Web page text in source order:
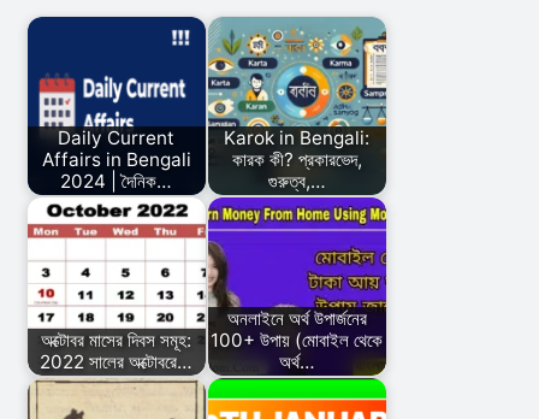
Daily Current
Affairs in Bengali
2024 | দৈনিক…
Karok in Bengali:
কারক কী? প্রকারভেদ,
গুরুত্ব,…
অক্টোবর মাসের দিবস সমূহ:
2022 সালের অক্টোবরে…
অনলাইনে অর্থ উপার্জনের
100+ উপায় (মোবাইল থেকে
অর্থ…